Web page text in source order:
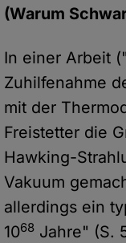
(Warum
In einer Arbeit
Zuhilfenahme
mit der
Freistetter die
Hawking-
Vakuum
allerdings ein
1068 Jahre" (S.